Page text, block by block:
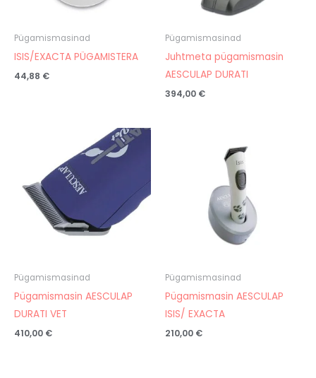
Pügamismasinad
ISIS/EXACTA PÜGAMISTERA
44,88 €
Pügamismasinad
Juhtmeta pügamismasin
AESCULAP DURATI
394,00 €
Pügamismasinad
Pügamismasin AESCULAP
DURATI VET
410,00 €
Pügamismasinad
Pügamismasin AESCULAP
ISIS/ EXACTA
210,00 €